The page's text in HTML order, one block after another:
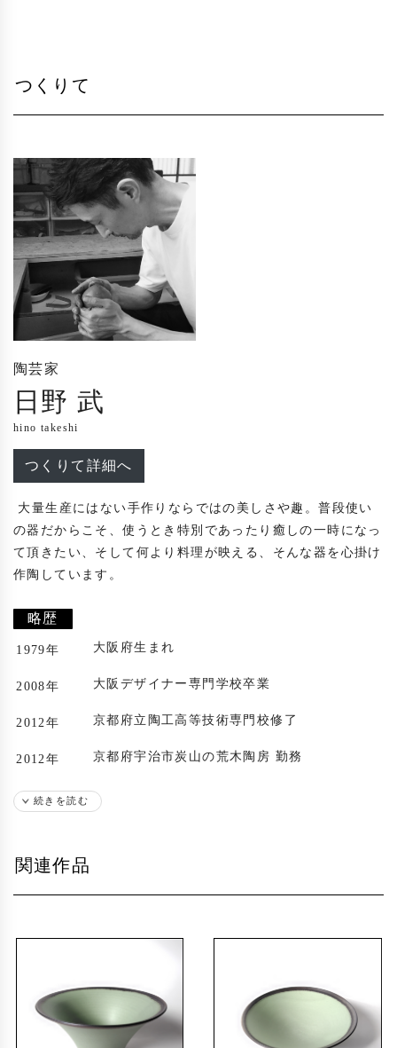
つくりて
陶芸家
日野 武
hino takeshi
つくりて詳細へ
の器だからこそ、使うとき特別であったり癒しの一時になっ
て頂きたい、そして何より料理が映える、そんな器を心掛け
作陶しています。
略歴
1979年 大阪府生まれ
2008年 大阪デザイナー専門学校卒業
2012年 京都府立陶工高等技術専門校修了
2012年 京都府宇治市炭山の荒木陶房 勤務
2013年
大阪府枚方市に築窯
陶房「粋凛窯」にて作陶開始
出展歴
2022年 信楽作家市出展
続きを読む
関連作品